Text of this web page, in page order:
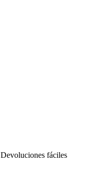
Devoluciones fáciles